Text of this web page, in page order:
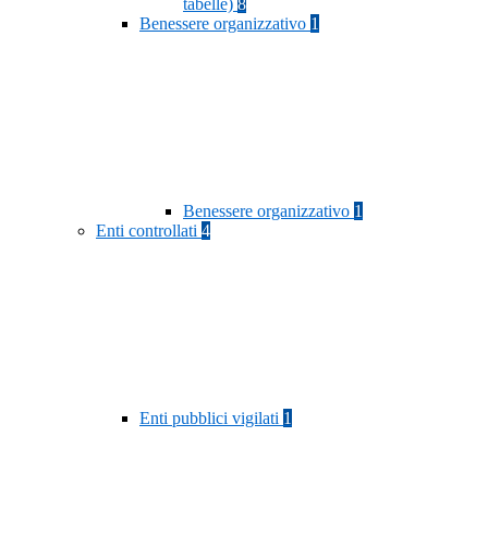
tabelle) 8
Benessere organizzativo 1
Benessere organizzativo 1
Enti controllati 4
Enti pubblici vigilati 1